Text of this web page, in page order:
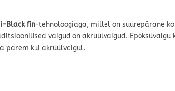
Black fin-tehnoloogiaga, millel on suurepärane
vaigud on akrüülvaigud.
parem kui akrüülvaigul.